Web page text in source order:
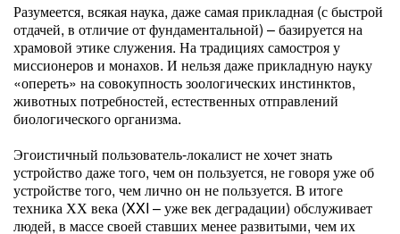
Разумеется, всякая наука, даже самая прикладная (с быстрой
отдачей, в отличие от фундаментальной) – базируется на
храмовой этике служения. На традициях самостроя у
миссионеров и монахов. И нельзя даже прикладную науку
«опереть» на совокупность зоологических инстинктов,
животных потребностей, естественных отправлений
биологического организма.
Эгоистичный пользователь-локалист не хочет знать
устройство даже того, чем он пользуется, не говоря уже об
устройстве того, чем лично он не пользуется. В итоге
техника ХХ века (XXI – уже век деградации) обслуживает
людей, в массе своей ставших менее развитыми, чем их